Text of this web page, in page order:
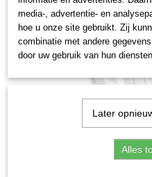
media-, advertentie- en
hoe u onze site gebruikt. Zij
combinatie met andere
door uw gebruik van hun
Later
Alles